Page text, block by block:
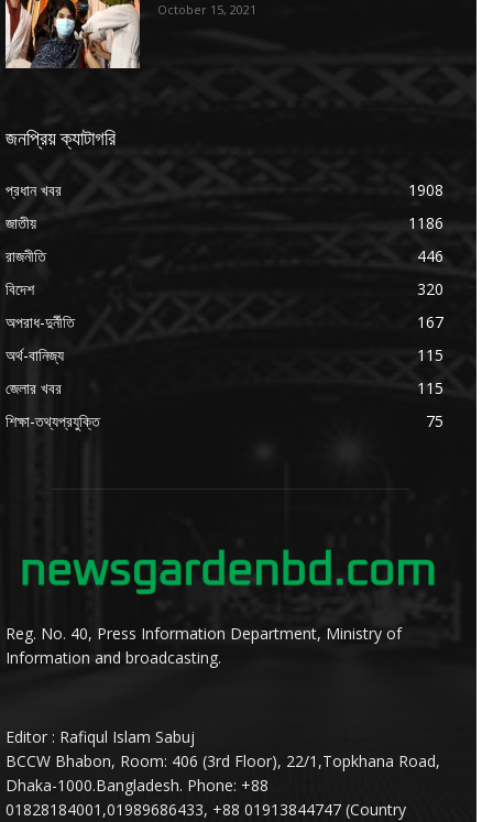
October 15, 2021
জনপ্রিয় ক্যাটাগরি
প্রধান খবর
1908
জাতীয়
1186
রাজনীতি
446
বিদেশ
320
অপরাধ-দুর্নীতি
167
অর্থ-বানিজ্য
115
জেলার খবর
115
শিক্ষা-তথ্যপ্রযুক্তি
75
Reg. No. 40, Press Information Department, Ministry of
Information and broadcasting.
Editor : Rafiqul Islam Sabuj
BCCW Bhabon, Room: 406 (3rd Floor), 22/1,Topkhana Road,
Dhaka-1000.Bangladesh. Phone: +88
01828184001,01989686433, +88 01913844747 (Country